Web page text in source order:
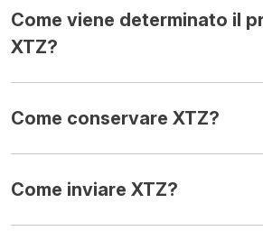
Come viene determinato il
XTZ?
Come conservare XTZ?
Come inviare XTZ?